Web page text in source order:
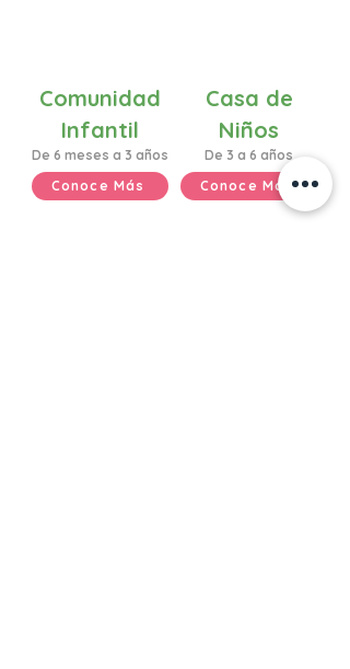
Comunidad
Infantil
Casa de
Niños
De 6 meses a 3 años
De 3 a 6 años
Conoce Más
Conoce Más